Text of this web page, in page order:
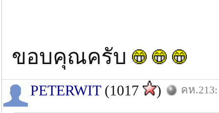
ขอบคุณครับ
PETERWIT(1017 ) คห